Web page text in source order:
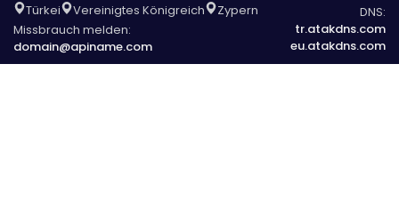
Türkei Vereinigtes Königreich
Zypern
Missbrauch melden:
domain@apiname.com
DNS:
tr.atakdns.com
eu.atakdns.com